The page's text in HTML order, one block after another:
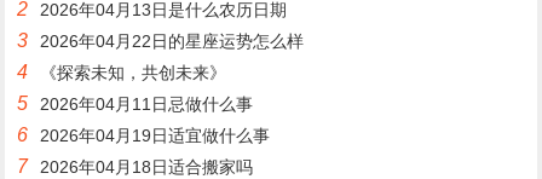
2 2026年04月13日是什么农历日期
3 2026年04月22日的星座运势怎么样
4 《探索未知，共创未来》
5 2026年04月11日忌做什么事
6 2026年04月19日适宜做什么事
7 2026年04月18日适合搬家吗